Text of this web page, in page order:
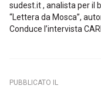
sudest.it , analista per il
“Lettera da Mosca”,
Conduce l’intervista
PUBBLICATO IL